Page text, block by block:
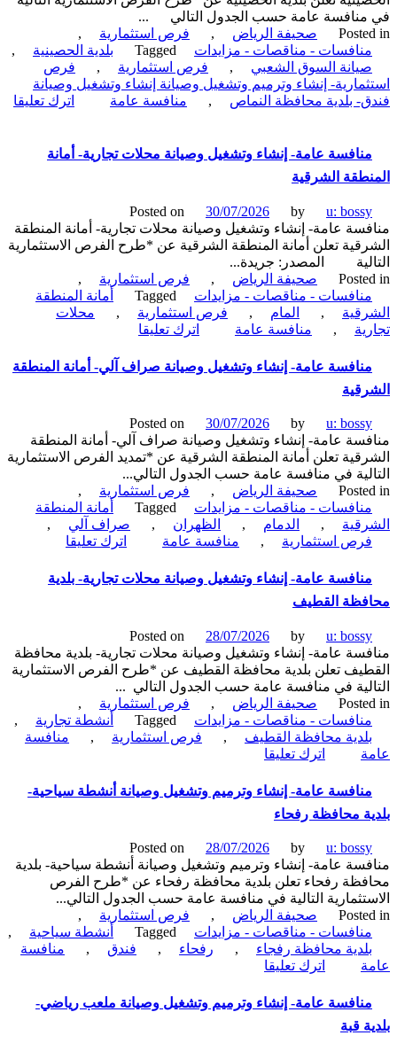
عامة حسب الجدول التالي ...
صحيفة الرياض , فرص استثمارية
,
- مناقصات - مزايدات
Tagged بلدية الحصينية
,
السوق الشعبي
, فرص استثمارية ,
فرص
إنشاء وترميم وتشغيل وصيانة إنشاء وتشغيل وصيانة
بلدية محافظة النماص
, منافسة عامة اترك تعليقا
عامة- إنشاء وتشغيل وصيانة محلات تجارية- أمانة
الشرقية
Posted on 30/07/2026 by
u:
عامة- إنشاء وتشغيل وصيانة محلات تجارية- أمانة المنطقة
تعلن أمانة المنطقة الشرقية عن *طرح الفرص الاستثمارية
المصدر: جريدة...
صحيفة الرياض , فرص استثمارية
,
- مناقصات - مزايدات
Tagged
أمانة المنطقة
, المام , فرص استثمارية ,
محلات
, منافسة عامة اترك تعليقاon
عامة-
إنشاء
محلات
تجارية-
أمانة
المنطقة
الشرقية
عامة- إنشاء وتشغيل وصيانة صراف آلي- أمانة المنطقة
Posted on 30/07/2026 by
u:
عامة- إنشاء وتشغيل وصيانة صراف آلي- أمانة المنطقة
تعلن أمانة المنطقة الشرقية عن *تمديد الفرص الاستثمارية
في منافسة عامة حسب الجدول التالي...
صحيفة الرياض , فرص استثمارية
,
- مناقصات - مزايدات
Tagged
أمانة المنطقة
, الدمام , الظهران , صراف آلي
,
استثمارية
, منافسة عامة اترك تعليقاon
عامة-
إنشاء
آلي-
أمانة
الشرقية
عامة- إنشاء وتشغيل وصيانة محلات تجارية- بلدية
القطيف
Posted on 28/07/2026 by
u:
عامة- إنشاء وتشغيل وصيانة محلات تجارية- بلدية محافظة
تعلن بلدية محافظة القطيف عن *طرح الفرص الاستثمارية
في منافسة عامة حسب الجدول التالي ...
صحيفة الرياض , فرص استثمارية
,
- مناقصات - مزايدات
Tagged أنشطة تجارية
,
محافظة القطيف
, فرص استثمارية ,
منافسة
اترك تعليقاon
عامة-
إنشاء
وتشغيل
محلات
تجارية-
بلدية
محافظة
القطيف
عامة- إنشاء وترميم وتشغيل وصيانة أنشطة سياحية-
محافظة رفحاء
Posted on 28/07/2026 by
u:
عامة- إنشاء وترميم وتشغيل وصيانة أنشطة سياحية- بلدية
رفحاء تعلن بلدية محافظة رفحاء عن *طرح الفرص
التالية في منافسة عامة حسب الجدول التالي...
صحيفة الرياض , فرص استثمارية
,
- مناقصات - مزايدات
Tagged أنشطة سياحية
,
محافظة رفجاء
, رفحاء , فندق ,
منافسة
اترك تعليقاon
عامة-
إنشاء
عامة- إنشاء وترميم وتشغيل وصيانة ملعب رياضي-
قبة